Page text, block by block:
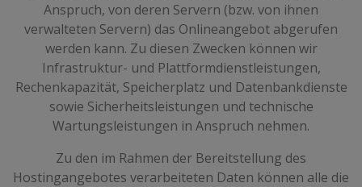
Anspruch, von deren Servern (bzw. von ihnen
verwalteten Servern) das Onlineangebot abgerufen
werden kann. Zu diesen Zwecken können wir
Infrastruktur- und Plattformdienstleistungen,
Rechenkapazität, Speicherplatz und Datenbankdienste
sowie Sicherheitsleistungen und technische
Wartungsleistungen in Anspruch nehmen.
Zu den im Rahmen der Bereitstellung des
Hostingangebotes verarbeiteten Daten können alle die